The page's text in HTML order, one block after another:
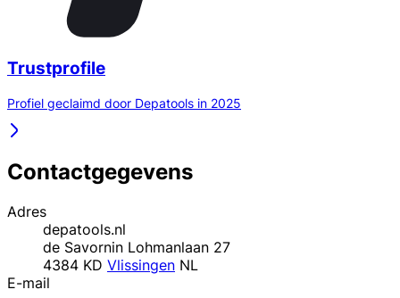
Trustprofile
Profiel geclaimd door Depatools in 2025
Contactgegevens
Adres
depatools.nl
de Savornin Lohmanlaan 27
4384 KD Vlissingen NL
E-mail